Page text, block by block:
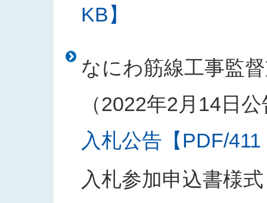
KB】
なにわ筋線工事監
（2022年2月14日
入札公告【PDF/
入札参加申込書様式